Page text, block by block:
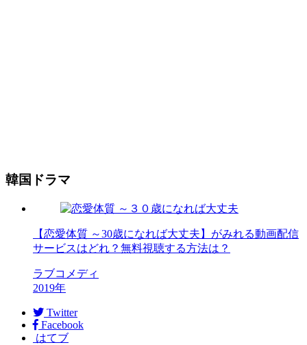
韓国ドラマ
【恋愛体質 ～30歳になれば大丈夫】がみれる動画配信
サービスはどれ？無料視聴する方法は？
ラブコメディ
2019年
Twitter
Facebook
はてブ